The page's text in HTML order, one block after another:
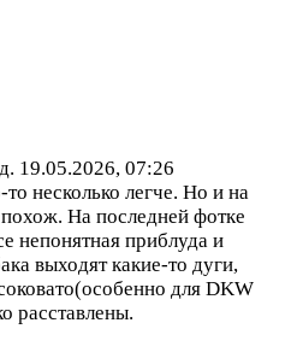
19.05.2026, 07:26
несколько легче. Но и на
На последней фотке
непонятная приблуда и
выходят какие-то дуги,
для DKW
расставлены.